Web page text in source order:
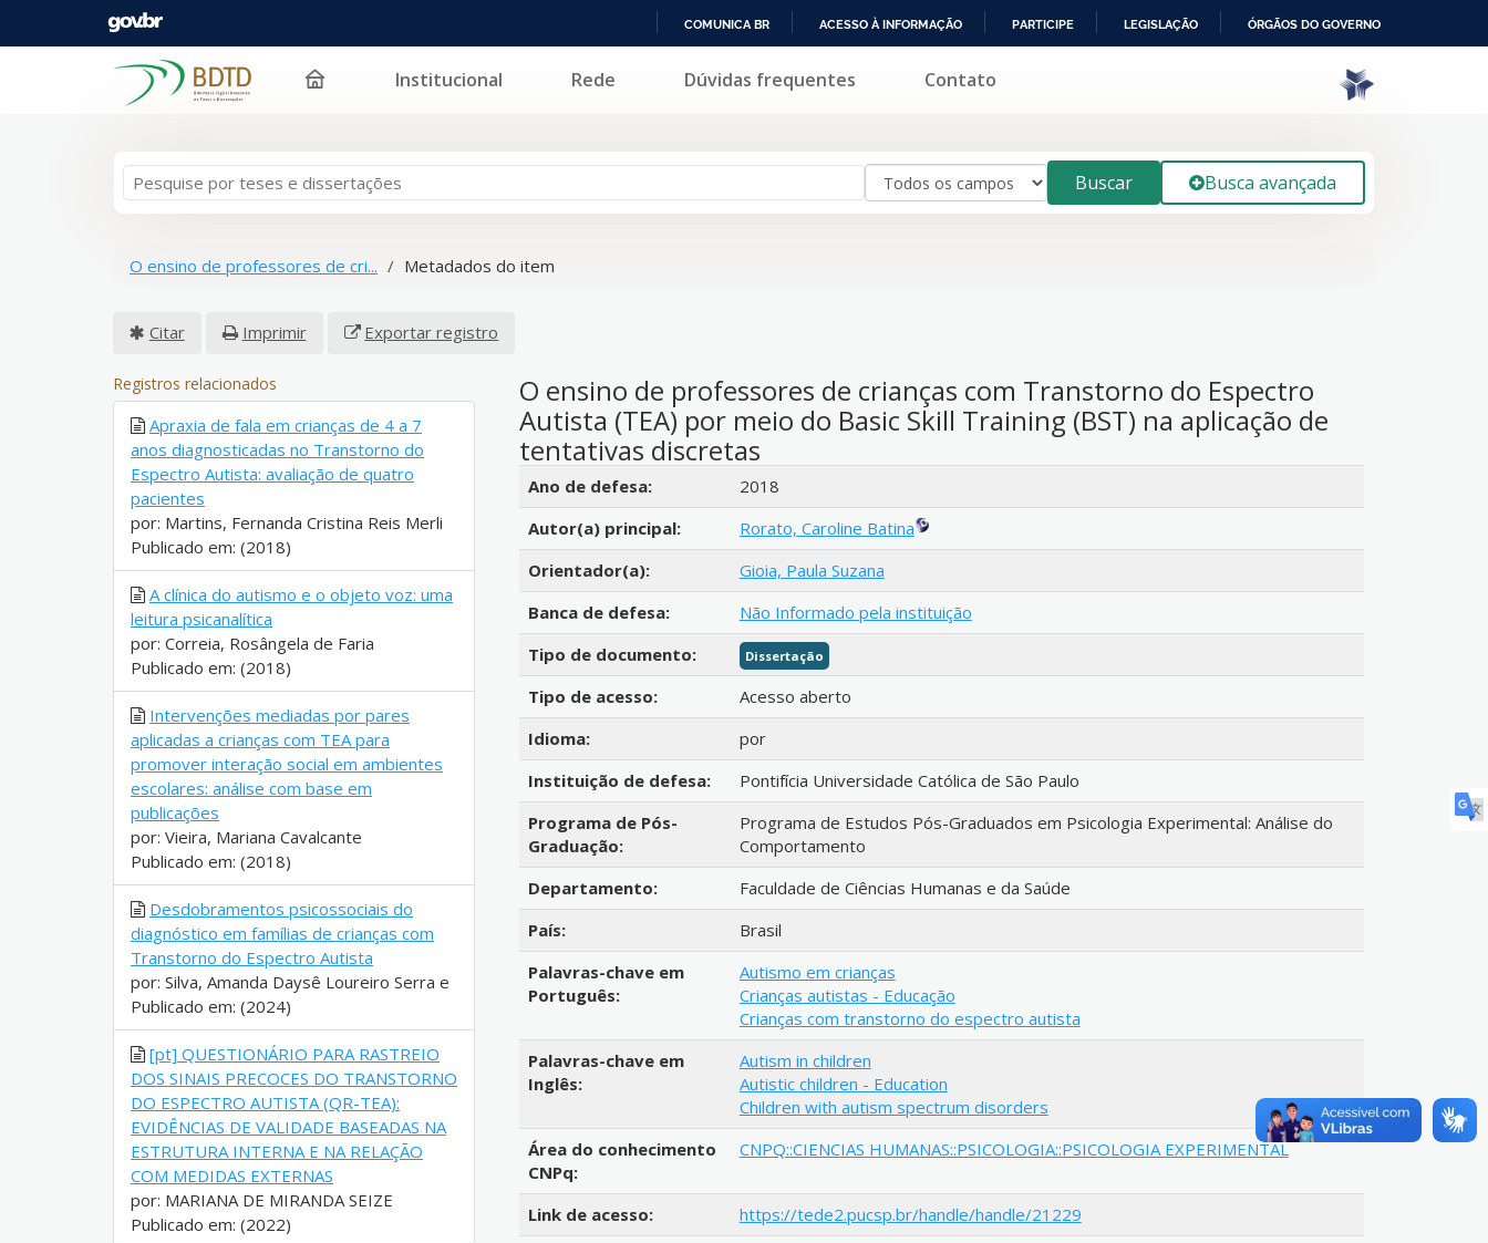
PARA
COMUNICA BR ACESSO À INFORMAÇÃO PARTICIPE LEGISLAÇÃO ÓRGÃOS DO GOVERNO
Pular para o conteúdo Institucional Rede Dúvidas frequentes Contato
Buscar Busca avançada
O ensino de professores de cri... Metadados do item
Citar Imprimir Exportar registro
O ensino de professores de crianças com Transtorno do Espectro
Autista (TEA) por meio do Basic Skill Training (BST) na aplicação de
tentativas discretas
Detalhes bibliográficos
Ano de defesa:
2018
Autor(a) principal:
Rorato, Caroline Batina
Orientador(a):
Gioia, Paula Suzana
Banca de defesa:
Não Informado pela instituição
Tipo de documento:
Dissertação
Tipo de acesso:
Acesso aberto
Idioma:
por
Instituição de defesa:
Pontifícia Universidade Católica de São Paulo
Programa de Pós-
Graduação:
Programa de Estudos Pós-Graduados em Psicologia Experimental: Análise do
Comportamento
Departamento:
Faculdade de Ciências Humanas e da Saúde
País:
Brasil
Palavras-chave em
Português:
Autismo em crianças
Crianças autistas - Educação
Crianças com transtorno do espectro autista
Palavras-chave em
Inglês:
Autism in children
Autistic children - Education
Children with autism spectrum disorders
Área do conhecimento
CNPq:
CNPQ::CIENCIAS HUMANAS::PSICOLOGIA::PSICOLOGIA EXPERIMENTAL
Link de acesso:
https://tede2.pucsp.br/handle/handle/21229
Registros relacionados
Apraxia de fala em crianças de 4 a 7
anos diagnosticadas no Transtorno do
Espectro Autista: avaliação de quatro
pacientes
por: Martins, Fernanda Cristina Reis Merli
Publicado em: (2018)
A clínica do autismo e o objeto voz: uma
leitura psicanalítica
por: Correia, Rosângela de Faria
Publicado em: (2018)
Intervenções mediadas por pares
aplicadas a crianças com TEA para
promover interação social em ambientes
escolares: análise com base em
publicações
por: Vieira, Mariana Cavalcante
Publicado em: (2018)
Desdobramentos psicossociais do
diagnóstico em famílias de crianças com
Transtorno do Espectro Autista
por: Silva, Amanda Daysê Loureiro Serra e
Publicado em: (2024)
[pt] QUESTIONÁRIO PARA RASTREIO
DOS SINAIS PRECOCES DO TRANSTORNO
DO ESPECTRO AUTISTA (QR-TEA):
EVIDÊNCIAS DE VALIDADE BASEADAS NA
ESTRUTURA INTERNA E NA RELAÇÃO
COM MEDIDAS EXTERNAS
por: MARIANA DE MIRANDA SEIZE
Publicado em: (2022)